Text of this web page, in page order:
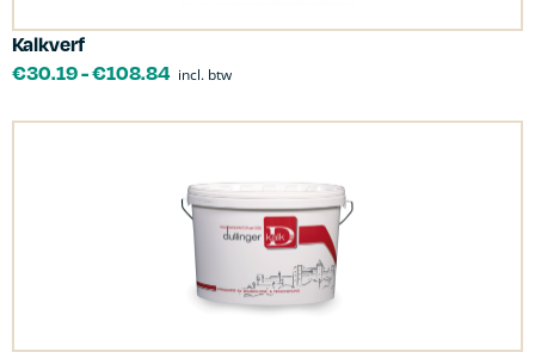
Kalkverf
€30.19-€108.84 incl. btw